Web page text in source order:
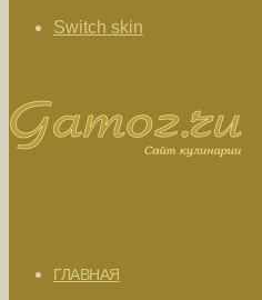
Switch skin
ГЛАВНАЯ